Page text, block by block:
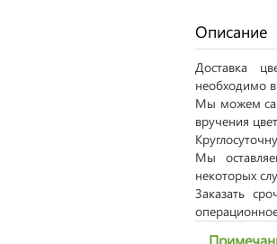
Описание
Доставка
необходимо
Мы можем
вручения
Мы
некоторых
Заказать